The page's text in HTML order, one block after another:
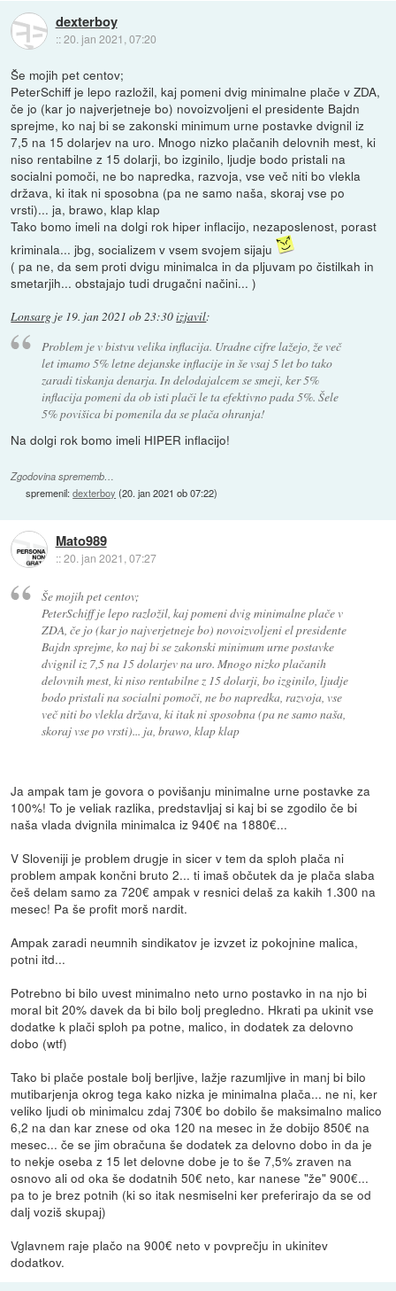
dexterboy
::20. jan 2021, 07:20
Še mojih pet centov;
PeterSchiff je lepo razložil, kaj pomeni dvig minimalne plače v ZDA,
če jo (kar jo najverjetneje bo) novoizvoljeni el presidente Bajdn
sprejme, ko naj bi se zakonski minimum urne postavke dvignil iz
7,5 na 15 dolarjev na uro. Mnogo nizko plačanih delovnih mest, ki
niso rentabilne z 15 dolarji, bo izginilo, ljudje bodo pristali na
socialni pomoči, ne bo napredka, razvoja, vse več niti bo vlekla
država, ki itak ni sposobna (pa ne samo naša, skoraj vse po
vrsti)... ja, brawo, klap klap
Tako bomo imeli na dolgi rok hiper inflacijo, nezaposlenost, porast
kriminala... jbg, socializem v vsem svojem sijaju
( pa ne, da sem proti dvigu minimalca in da pljuvam po čistilkah in
smetarjih... obstajajo tudi drugačni načini... )
Lonsarg je 19. jan 2021 ob 23:30izjavil:
Problem je v bistvu velika inflacija. Uradne cifre lažejo, že več
let imamo 5% letne dejanske inflacije in še vsaj 5 let bo tako
zaradi tiskanja denarja. In delodajalcem se smeji, ker 5%
inflacija pomeni da ob isti plači le ta efektivno pada 5%. Šele
5% povišica bi pomenila da se plača ohranja!
Na dolgi rok bomo imeli HIPER inflacijo!
Zgodovina sprememb…
spremenil:dexterboy (20. jan 2021 ob 07:22)
Mato989
::20. jan 2021, 07:27
Še mojih pet centov;
PeterSchiff je lepo razložil, kaj pomeni dvig minimalne plače v
ZDA, če jo (kar jo najverjetneje bo) novoizvoljeni el presidente
Bajdn sprejme, ko naj bi se zakonski minimum urne postavke
dvignil iz 7,5 na 15 dolarjev na uro. Mnogo nizko plačanih
delovnih mest, ki niso rentabilne z 15 dolarji, bo izginilo, ljudje
bodo pristali na socialni pomoči, ne bo napredka, razvoja, vse
več niti bo vlekla država, ki itak ni sposobna (pa ne samo naša,
skoraj vse po vrsti)... ja, brawo, klap klap
Ja ampak tam je govora o povišanju minimalne urne postavke za
100%! To je veliak razlika, predstavljaj si kaj bi se zgodilo če bi
naša vlada dvignila minimalca iz 940€ na 1880€...
V Sloveniji je problem drugje in sicer v tem da sploh plača ni
problem ampak končni bruto 2... ti imaš občutek da je plača slaba
češ delam samo za 720€ ampak v resnici delaš za kakih 1.300 na
mesec! Pa še profit morš nardit.
Ampak zaradi neumnih sindikatov je izvzet iz pokojnine malica,
potni itd...
Potrebno bi bilo uvest minimalno neto urno postavko in na njo bi
moral bit 20% davek da bi bilo bolj pregledno. Hkrati pa ukinit vse
dodatke k plači sploh pa potne, malico, in dodatek za delovno
dobo (wtf)
Tako bi plače postale bolj berljive, lažje razumljive in manj bi bilo
mutibarjenja okrog tega kako nizka je minimalna plača... ne ni, ker
veliko ljudi ob minimalcu zdaj 730€ bo dobilo še maksimalno malico
6,2 na dan kar znese od oka 120 na mesec in že dobijo 850€ na
mesec... če se jim obračuna še dodatek za delovno dobo in da je
to nekje oseba z 15 let delovne dobe je to še 7,5% zraven na
osnovo ali od oka še dodatnih 50€ neto, kar nanese "že" 900€...
pa to je brez potnih (ki so itak nesmiselni ker preferirajo da se od
dalj voziš skupaj)
Vglavnem raje plačo na 900€ neto v povprečju in ukinitev
dodatkov.